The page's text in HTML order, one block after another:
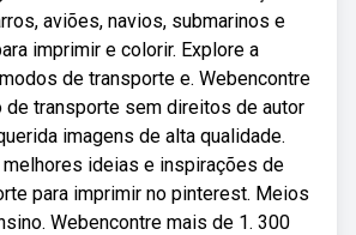
aviões, navios, submarinos e
imprimir e colorir. Explore a
de transporte e. Webencontre
de transporte sem direitos de autor
imagens de alta qualidade.
ideias e inspirações de
para imprimir no pinterest. Meios
Webencontre mais de 1. 300